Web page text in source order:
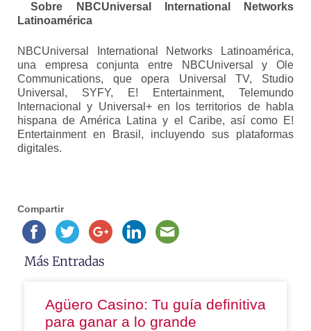
Sobre NBCUniversal International Networks
Latinoamérica
NBCUniversal International Networks Latinoamérica,
una empresa conjunta entre NBCUniversal y Ole
Communications, que opera Universal TV, Studio
Universal, SYFY, E! Entertainment, Telemundo
Internacional y Universal+ en los territorios de habla
hispana de América Latina y el Caribe, así como E!
Entertainment en Brasil, incluyendo sus plataformas
digitales.
Compartir
Más Entradas
Agüero Casino: Tu guía definitiva
para ganar a lo grande